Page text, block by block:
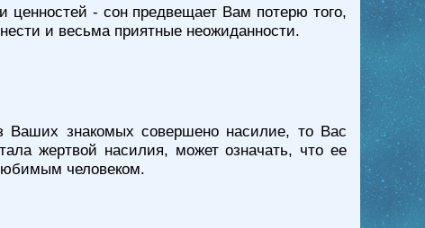
ценностей - сон предвещает Вам потерю того,
и весьма приятные неожиданности.
знакомых совершено насилие, то Вас
жертвой насилия, может означать, что ее
человеком.